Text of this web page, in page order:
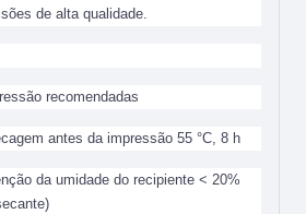
de alta qualidade.
recomendadas
antes da impressão 55 °C, 8 h
da umidade do recipiente < 20%